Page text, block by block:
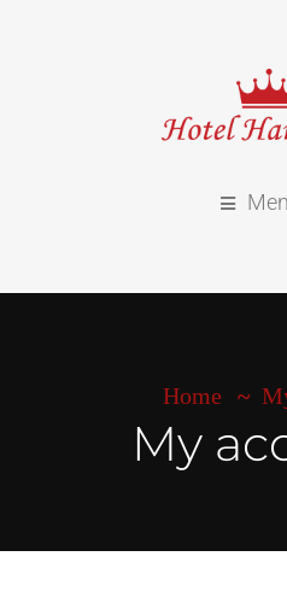
My
Home